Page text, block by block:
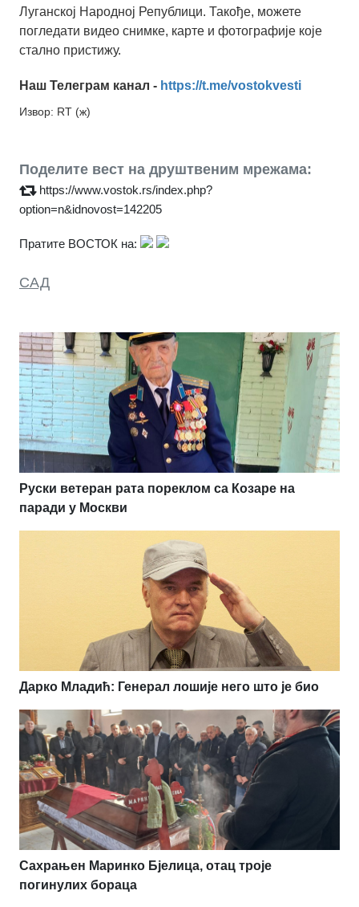
Луганској Народној Републици. Такође, можете
погледати видео снимке, карте и фотографије које
стално пристижу.
Наш Телеграм канал - https://t.me/vostokvesti
Извор: RT (ж)
Поделите вест на друштвеним мрежама:
https://www.vostok.rs/index.php?
option=n&idnovost=142205
Пратите ВОСТОК на:
САД
Руски ветеран рата пореклом са Козаре на
паради у Москви
Дарко Младић: Генерал лошије него што је био
Сахрањен Маринко Бјелица, отац троје
погинулих бораца